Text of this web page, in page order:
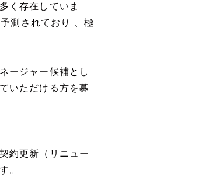
く存在していま
測されており 、極
ージャー候補とし
いただける方を募
約更新（リニュー
。